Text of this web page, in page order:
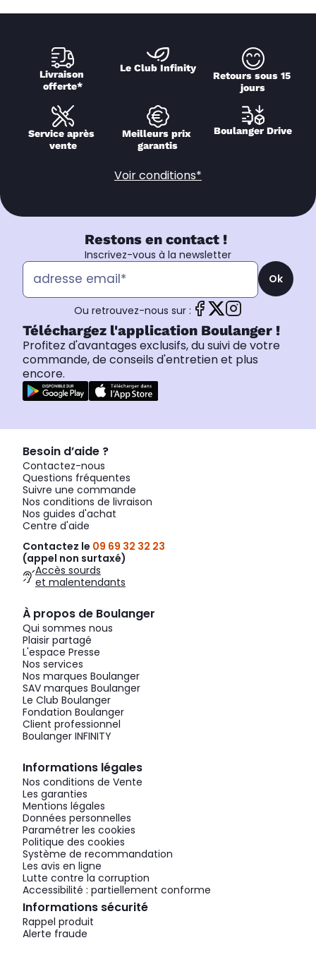
Livraison
offerte*
Le Club Infinity
Retours sous 15
jours
Service après
vente
Meilleurs prix
garantis
Boulanger Drive
Voir conditions*
Restons en contact !
Inscrivez-vous à la newsletter
Ok
Ou retrouvez-nous sur :
Téléchargez l'application Boulanger !
Profitez d'avantages exclusifs, du suivi de votre
commande, de conseils d'entretien et plus
encore.
Besoin d’aide ?
Contactez-nous
Questions fréquentes
Suivre une commande
Nos conditions de livraison
Nos guides d'achat
Centre d'aide
Contactez le 09 69 32 32 23
(appel non surtaxé)
Accès sourds
et malentendants
À propos de Boulanger
Qui sommes nous
Plaisir partagé
L'espace Presse
Nos services
Nos marques Boulanger
SAV marques Boulanger
Le Club Boulanger
Fondation Boulanger
Client professionnel
Boulanger INFINITY
Informations légales
Nos conditions de Vente
Les garanties
Mentions légales
Données personnelles
Paramétrer les cookies
Politique des cookies
Système de recommandation
Les avis en ligne
Lutte contre la corruption
Accessibilité : partiellement conforme
Informations sécurité
Rappel produit
Alerte fraude